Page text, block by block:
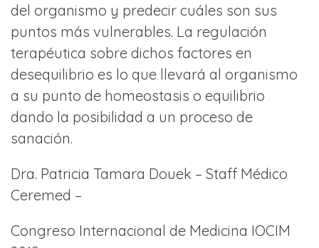
del organismo y predecir cuáles son sus
puntos más vulnerables. La regulación
terapéutica sobre dichos factores en
desequilibrio es lo que llevará al organismo
a su punto de homeostasis o equilibrio
dando la posibilidad a un proceso de
sanación.
Dra. Patricia Tamara Douek – Staff Médico
Ceremed –
Congreso Internacional de Medicina IOCIM